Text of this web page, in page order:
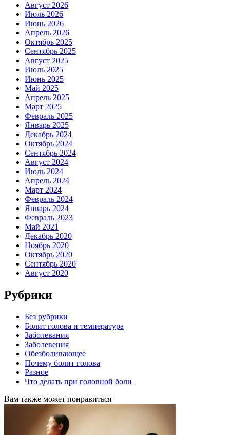
Август 2026
Июль 2026
Июнь 2026
Апрель 2026
Октябрь 2025
Сентябрь 2025
Август 2025
Июль 2025
Июнь 2025
Май 2025
Апрель 2025
Март 2025
Февраль 2025
Январь 2025
Декабрь 2024
Октябрь 2024
Сентябрь 2024
Август 2024
Июль 2024
Апрель 2024
Март 2024
Февраль 2024
Январь 2024
Февраль 2023
Май 2021
Декабрь 2020
Ноябрь 2020
Октябрь 2020
Сентябрь 2020
Август 2020
Рубрики
Без рубрики
Болит голова и температура
Заболевания
Заболевения
Обезболивающее
Почему болит голова
Разное
Что делать при головной боли
Вам также может понравиться